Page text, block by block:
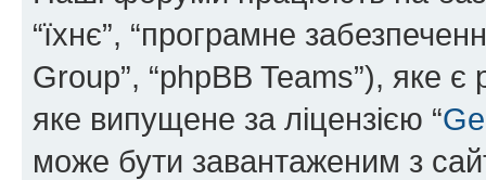
“їхнє”, “програмне
Group”, “phpBB Teams”), яке
яке випущене за ліцензією “
може бути завантаженим з